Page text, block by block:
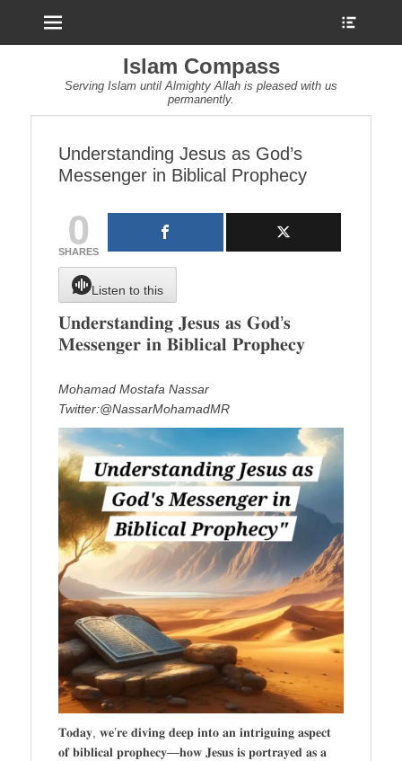
Islam Compass
Serving Islam until Almighty Allah is pleased with us
permanently.
Understanding Jesus as God’s
Messenger in Biblical Prophecy
0
SHARES
Listen to this
𝐔𝐧𝐝𝐞𝐫𝐬𝐭𝐚𝐧𝐝𝐢𝐧𝐠 𝐉𝐞𝐬𝐮𝐬 𝐚𝐬 𝐆𝐨𝐝’𝐬
𝐌𝐞𝐬𝐬𝐞𝐧𝐠𝐞𝐫 𝐢𝐧 𝐁𝐢𝐛𝐥𝐢𝐜𝐚𝐥 𝐏𝐫𝐨𝐩𝐡𝐞𝐜𝐲
Mohamad Mostafa Nassar
Twitter:@NassarMohamadMR
𝐓𝐨𝐝𝐚𝐲, 𝐰𝐞’𝐫𝐞 𝐝𝐢𝐯𝐢𝐧𝐠 𝐝𝐞𝐞𝐩 𝐢𝐧𝐭𝐨 𝐚𝐧 𝐢𝐧𝐭𝐫𝐢𝐠𝐮𝐢𝐧𝐠 𝐚𝐬𝐩𝐞𝐜𝐭
𝐨𝐟 𝐛𝐢𝐛𝐥𝐢𝐜𝐚𝐥 𝐩𝐫𝐨𝐩𝐡𝐞𝐜𝐲—𝐡𝐨𝐰 𝐉𝐞𝐬𝐮𝐬 𝐢𝐬 𝐩𝐨𝐫𝐭𝐫𝐚𝐲𝐞𝐝 𝐚𝐬 𝐚